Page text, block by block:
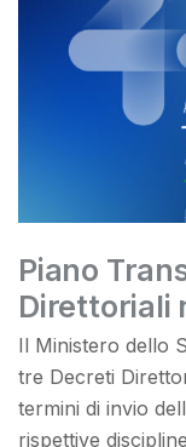
Piano
Direttoriali
Il Ministero dello
tre Decreti
termini di invio
rispettive